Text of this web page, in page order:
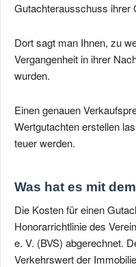
Gutachterausschuss ihrer
Dort sagt man Ihnen, zu
Vergangenheit in ihrer
wurden.
Einen genauen
Wertgutachten erstellen
teuer werden.
Was hat es mit
Die Kosten für einen
Honorarrichtlinie des
e. V. (BVS) abgerechnet.
Verkehrswert der